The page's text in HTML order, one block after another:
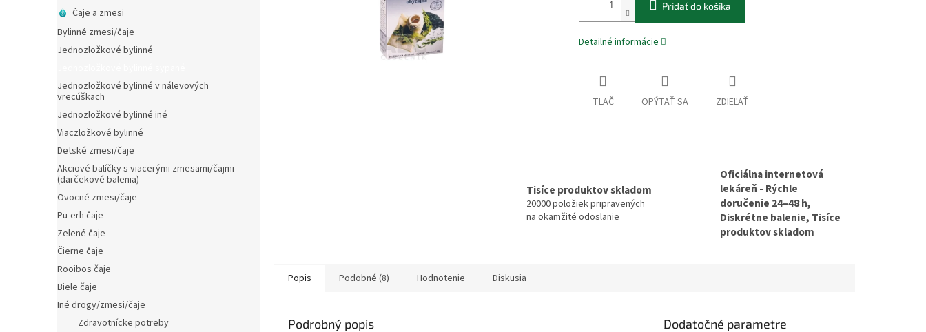
Čaje a zmesi
Bylinné zmesi/čaje
Jednozložkové bylinné
Jednozložkové bylinné v nálevových
vrecúškach
Jednozložkové bylinné iné
Viaczložkové bylinné
Detské zmesi/čaje
Akciové balíčky s viacerými zmesami/čajmi
(darčekové balenia)
Ovocné zmesi/čaje
Pu-erh čaje
Zelené čaje
Čierne čaje
Rooibos čaje
Biele čaje
Iné drogy/zmesi/čaje
Zdravotnícke potreby
Pridať do košíka
Detailné informácie
TLAČ OPÝTAŤ SA ZDIEĽAŤ
Tisíce produktov skladom
20000 položiek pripravených
na okamžité odoslanie
Oficiálna internetová
lekáreň - Rýchle
doručenie 24–48 h,
Diskrétne balenie, Tisíce
produktov skladom
Popis Podobné (8) Hodnotenie Diskusia
Podrobný popis Dodatočné parametre